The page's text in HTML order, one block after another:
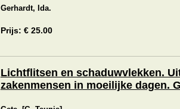
Gerhardt, Ida.
Prijs: € 25.00
Lichtflitsen en schaduwvlekken.
zakenmensen in moeilijke dagen.